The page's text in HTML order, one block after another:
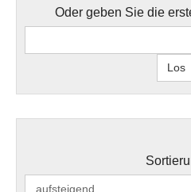
Oder geben Sie die